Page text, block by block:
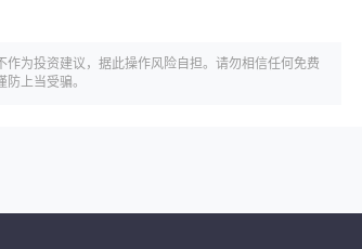
为投资建议，据此操作风险自担。请勿相信任何免费
上当受骗。